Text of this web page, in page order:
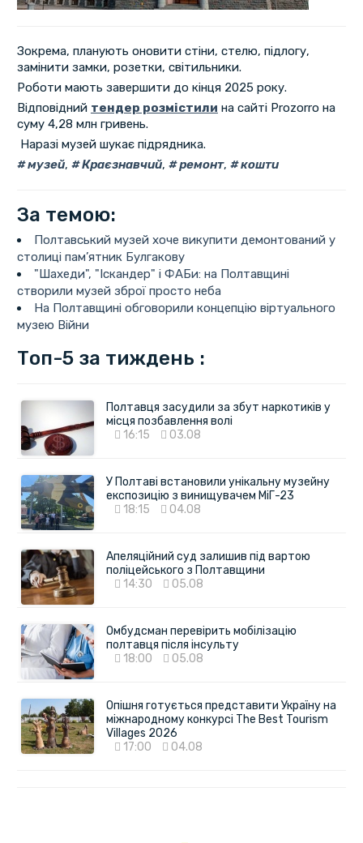
Зокрема, планують оновити стіни, стелю, підлогу,
замінити замки, розетки, світильники.
Роботи мають завершити до кінця 2025 року.
Відповідний тендер розмістили на сайті Рrozorro на
суму 4,28 млн гривень.
Наразі музей шукає підрядника.
музей, Краєзнавчий, ремонт, кошти
За темою:
Полтавський музей хоче викупити демонтований у
столиці пам’ятник Булгакову
"Шахеди", "Іскандер" і ФАБи: на Полтавщині
створили музей зброї просто неба
На Полтавщині обговорили концепцію віртуального
музею Війни
Топ-5 за тиждень :
Полтавця засудили за збут наркотиків у
місця позбавлення волі
16:15
03.08
У Полтаві встановили унікальну музейну
експозицію з винищувачем МіГ-23
18:15
04.08
Апеляційний суд залишив під вартою
поліцейського з Полтавщини
14:30
05.08
Омбудсман перевірить мобілізацію
полтавця після інсульту
18:00
05.08
Опішня готується представити Україну на
міжнародному конкурсі The Best Tourism
Villages 2026
17:00
04.08